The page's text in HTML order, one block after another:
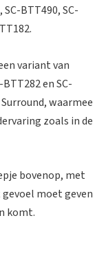
BTT490, SC-
variant van
en SC-
waarmee
zoals in de
bovenop, met
moet geven
komt.